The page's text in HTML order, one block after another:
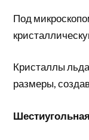
Под
Кристаллы
размеры,